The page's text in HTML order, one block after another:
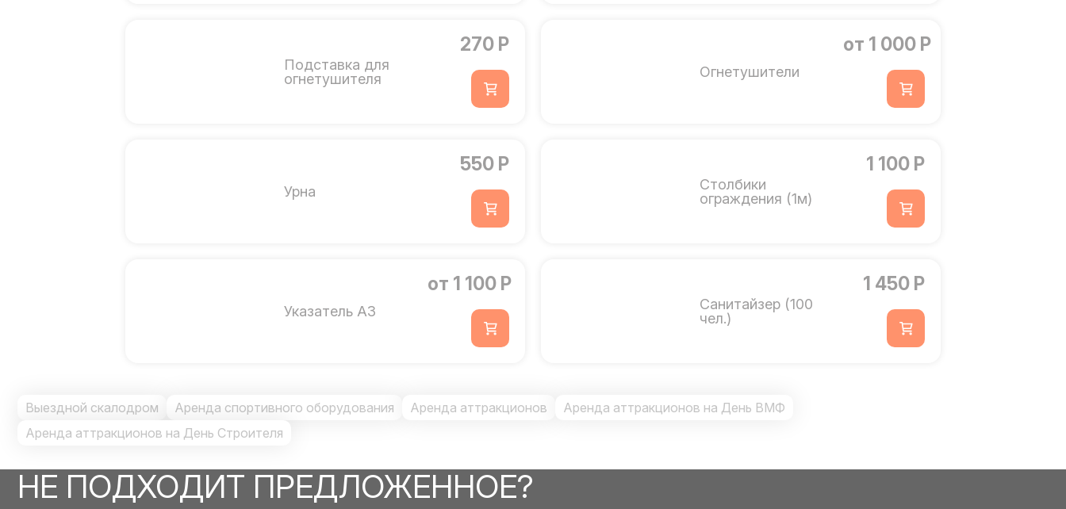
Подставка для
огнетушителя
270 Р
Огнетушители
от 1 000 Р
Урна
550 Р
Столбики
ограждения (1м)
1 100 Р
Указатель А3
от 1 100 Р
Санитайзер (100
чел.)
1 450 Р
Выездной скалодром Аренда спортивного оборудования Аренда аттракционов
Аренда аттракционов на День ВМФ
Аренда аттракционов на День Строителя
НЕ ПОДХОДИТ ПРЕДЛОЖЕННОЕ?